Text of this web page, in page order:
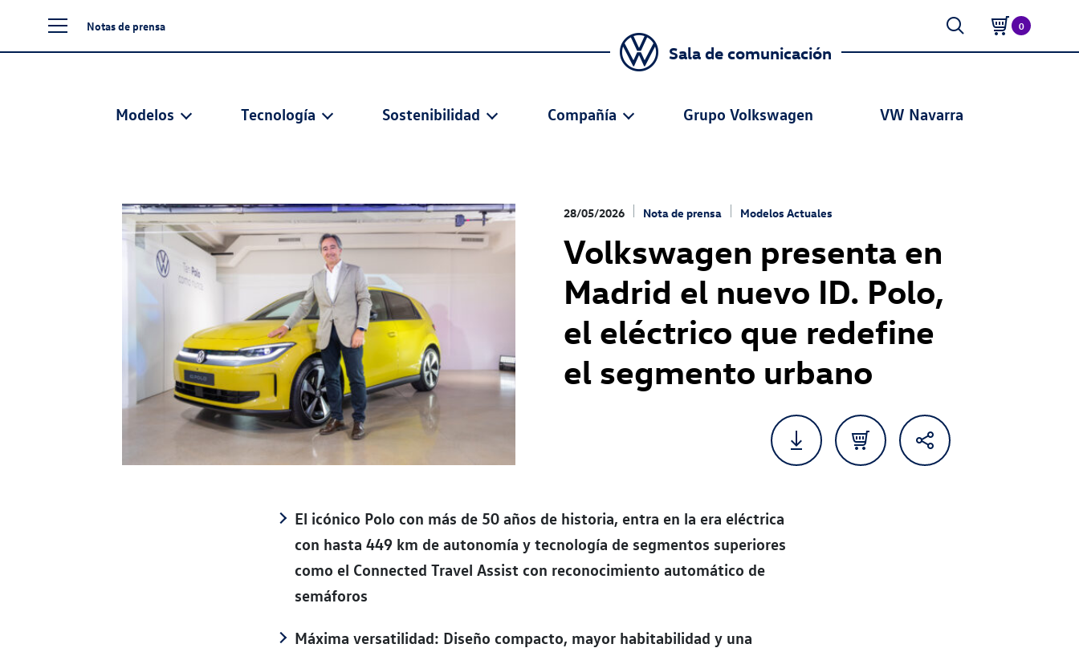
Notas de prensa 0
Sala de comunicación
Modelos Tecnología Sostenibilidad Compañía Grupo Volkswagen VW Navarra
28/05/2026 Nota de prensa Modelos Actuales
Volkswagen presenta en
Madrid el nuevo ID. Polo,
el eléctrico que redefine
el segmento urbano
El icónico Polo con más de 50 años de historia, entra en la era eléctrica
con hasta 449 km de autonomía y tecnología de segmentos superiores
como el Connected Travel Assist con reconocimiento automático de
semáforos
Máxima versatilidad: Diseño compacto, mayor habitabilidad y una